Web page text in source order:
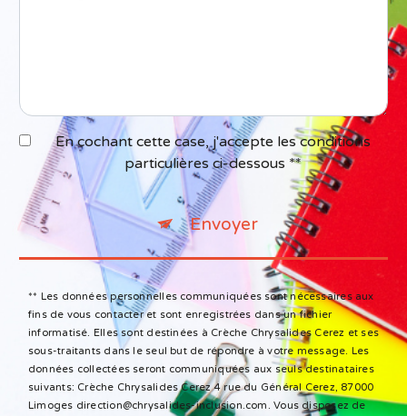
En cochant cette case, j'accepte les conditions
particulières ci-dessous **
Envoyer
** Les données personnelles communiquées sont nécessaires aux
fins de vous contacter et sont enregistrées dans un fichier
informatisé. Elles sont destinées à Crèche Chrysalides Cerez et ses
sous-traitants dans le seul but de répondre à votre message. Les
données collectées seront communiquées aux seuls destinataires
suivants: Crèche Chrysalides Cerez 4 rue du Général Cerez, 87000
Limoges direction@chrysalides-inclusion.com. Vous disposez de